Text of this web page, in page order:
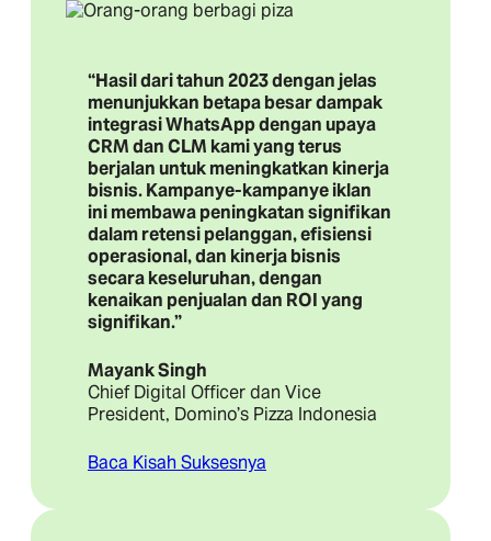
“Hasil dari tahun 2023 dengan jelas
menunjukkan betapa besar dampak
integrasi WhatsApp dengan upaya
CRM dan CLM kami yang terus
berjalan untuk meningkatkan kinerja
bisnis. Kampanye-kampanye iklan
ini membawa peningkatan signifikan
dalam retensi pelanggan, efisiensi
operasional, dan kinerja bisnis
secara keseluruhan, dengan
kenaikan penjualan dan ROI yang
signifikan.”
Mayank Singh
Chief Digital Officer dan Vice
President, Domino’s Pizza Indonesia
Baca Kisah Suksesnya